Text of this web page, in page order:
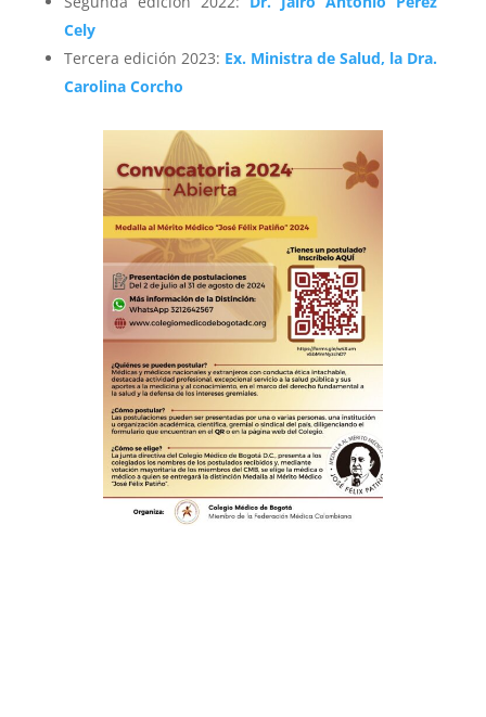
Cely
Tercera edición 2023: Ex. Ministra de Salud, la Dra.
Carolina Corcho